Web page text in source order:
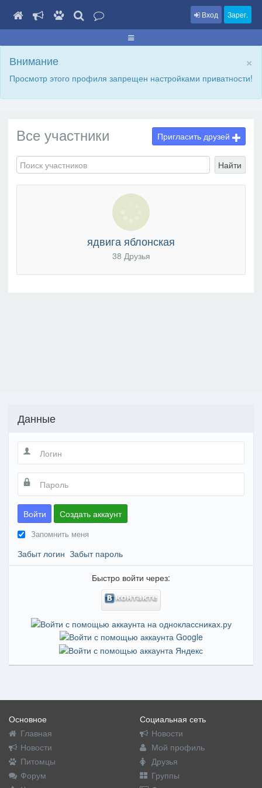
Вход Зарег.
×
Внимание
Просмотр этого профиля запрещен настройками приватности!
Все участники
Найти
Пригласить друзей
ядвига яблонская
38 Друзья
Данные
Войти Создать аккаунт
Запомнить меня
Забыт логин Забыт пароль
Быстро войти через:
Основное
Главная
Новости
Питомцы
Форум
Социальная сеть
Новости
Мой профиль
Друзья
Группы